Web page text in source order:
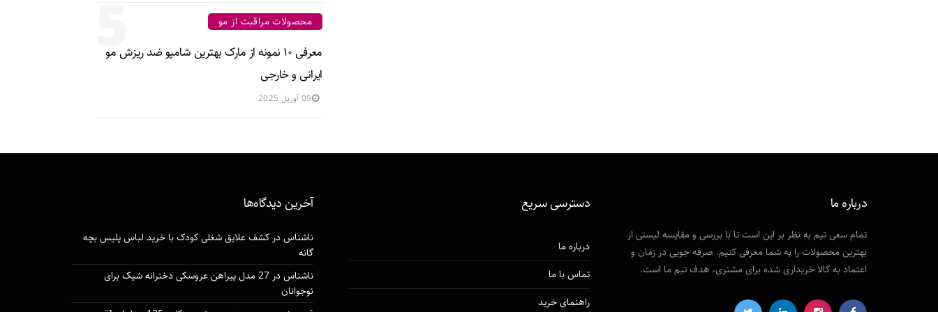
5 محصولات مراقبت از مو
معرفی ۱۰ نمونه از مارک بهترین شامپو ضد ریزش مو
ایرانی و خارجی
09 آوریل 2025
درباره ما
تمام سعی تیم به نظر بر این است تا با بررسی و مقایسه لیستی از
بهترین محصولات را به شما معرفی کنیم. صرفه جویی در زمان و
اعتماد به کالا خریداری شده برای مشتری، هدف تیم ما است.
دسترسی‌ سریع
درباره ما
تماس با ما
راهنمای خرید
آخرین دیدگاه‌ها
ناشناسدرکشف علایق شغلی کودک با خرید لباس پلیس بچه
گانه
ناشناسدر
27 مدل پیراهن عروسکی دخترانه شیک برای
نوجوانان